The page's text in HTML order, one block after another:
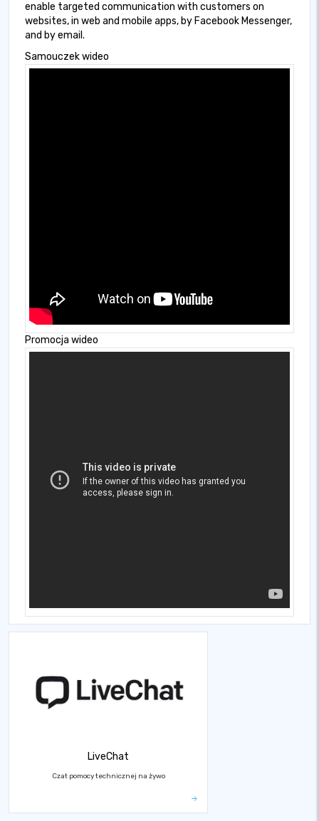
enable targeted communication with customers on
websites, in web and mobile apps, by Facebook Messenger,
and by email.
Samouczek wideo
Promocja wideo
LiveChat
Czat pomocy technicznej na żywo